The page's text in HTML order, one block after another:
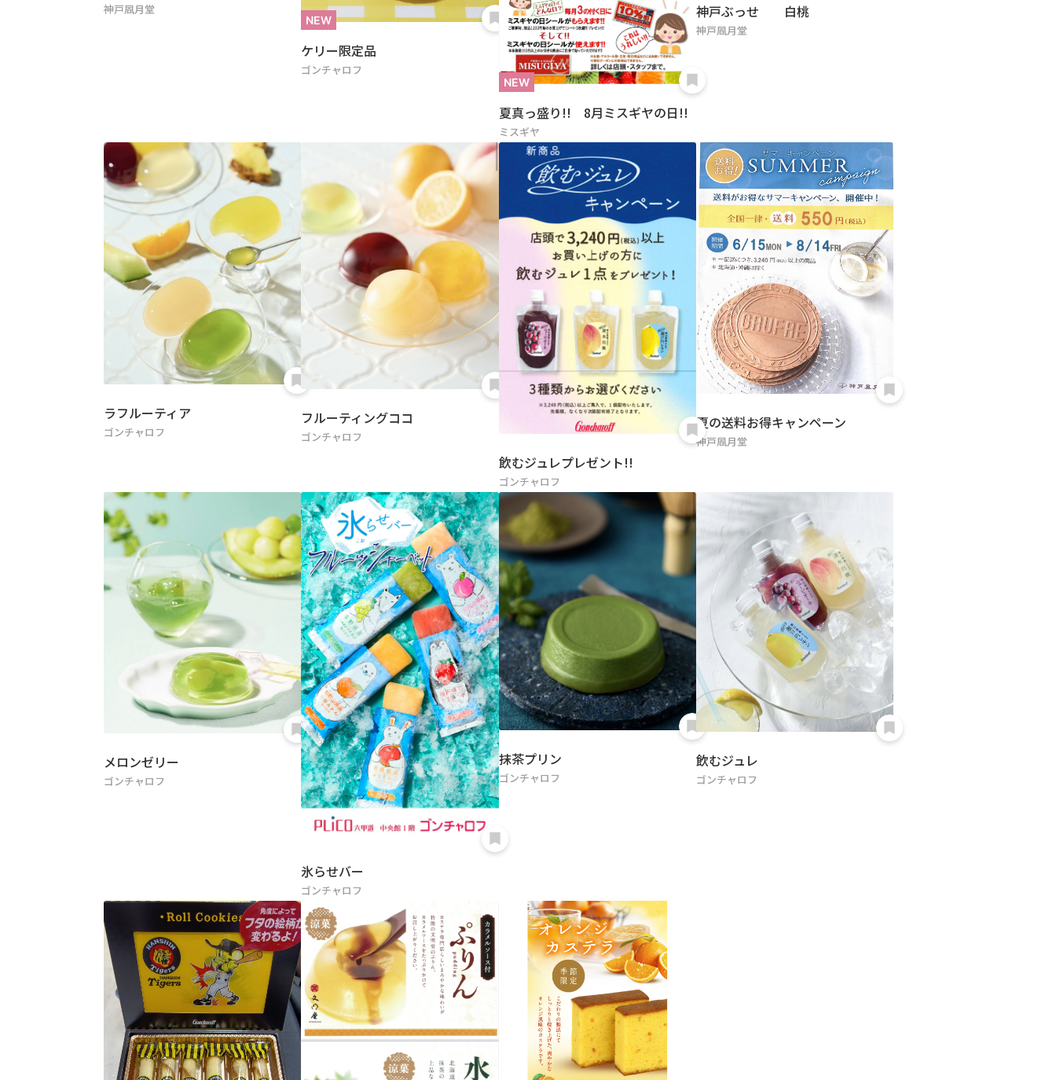
神戸凮月堂
ケリー限定品
ゴンチャロフ
夏真っ盛り!! 8月ミスギヤの日!!
ミスギヤ
神戸ぶっせ 白桃
神戸凮月堂
ラフルーティア
ゴンチャロフ
フルーティングココ
ゴンチャロフ
飲むジュレプレゼント!!
ゴンチャロフ
夏の送料お得キャンペーン
神戸凮月堂
メロンゼリー
ゴンチャロフ
氷らせバー
ゴンチャロフ
抹茶プリン
ゴンチャロフ
飲むジュレ
ゴンチャロフ